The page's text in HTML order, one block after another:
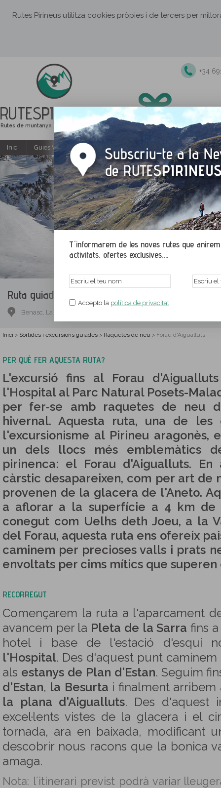
Rutes Pirineus utilitza cookies pròpies i de tercers per
RUTESPIRINEUS
Rutes de muntanya, senderisme i excursions
+34
T´informarem de les noves rutes que
activitats, ofertes exclusives,...
Accepto la política de privacitat
Inici Guies Web i PDF gratuïtes Excursions i activitats
Ruta guiada.
Benasc, La Ribagorça, Osca
Inici > Sortides i excursions guiades > Raquetes de neu > Forau d'Aigualluts
PER QUÈ FER AQUESTA RUTA?
L'excursió fins al Forau
l'Hospital al Parc Natural Posets-
per fer-se amb raquetes de neu
hivernal. Aquesta ruta, una de les
l'excursionisme al Pirineu aragonès,
un dels llocs més emblemàtics
pirinenca: el Forau d'Aigualluts. En
càrstic desapareixen, com per art de
provenen de la glacera de l'Aneto.
a aflorar a la superfície a 4 km de
conegut com Uelhs deth Joeu, a la
del Forau, aquesta ruta ens ofereix
caminem per precioses valls i prats
envoltats per cims mítics que
RECORREGUT
Començarem la ruta a l'aparcament
avancem per la Pleta de la Sarra fins
hotel i base de l'estació d'esquí
l'Hospital. Des d'aquest punt
als estanys de Plan d'Estan. Seguim
d'Estan, la Besurta i finalment
la plana d'Aigualluts. Des d'aquest
excel·lents vistes de la glacera i el
tornada, ara en baixada, modificant
descobrir nous racons que la bonica
amaga.
Nota: l´itinerari previst podrà variar